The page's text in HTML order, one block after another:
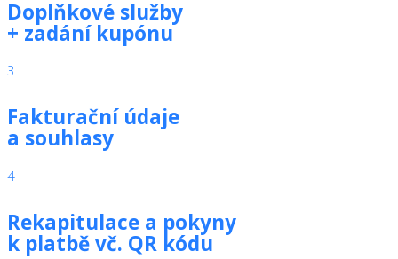
Doplňkové služby
+ zadání kupónu
3
Fakturační údaje
a souhlasy
4
Rekapitulace a pokyny
k platbě vč. QR kódu